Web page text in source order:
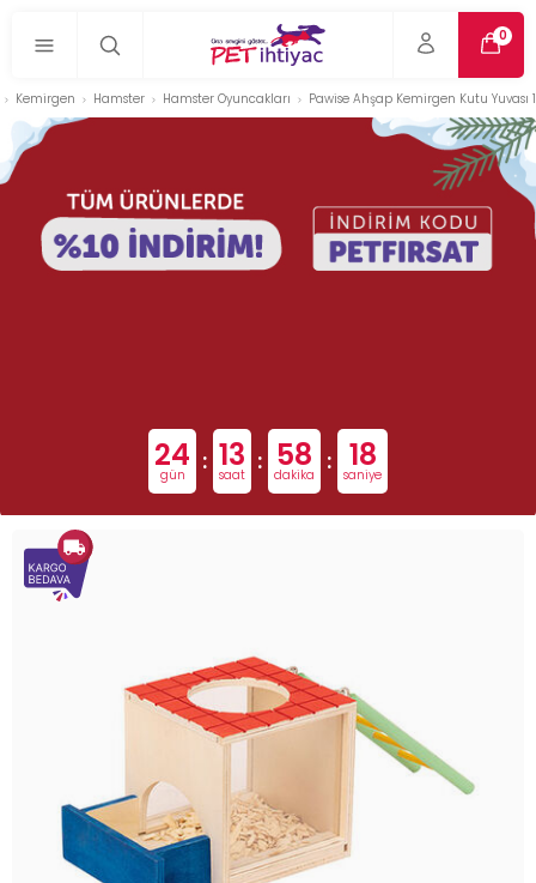
0
Kemirgen Hamster Hamster Oyuncakları Pawise Ahşap Kemirgen Kutu Yuvası
24
gün : 13
saat : 58
dakika : 17
saniye